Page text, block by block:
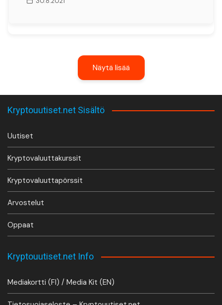
Näytä lisää
Kryptouutiset.net Sisältö
Uutiset
Kryptovaluuttakurssit
Kryptovaluuttapörssit
Arvostelut
Oppaat
Kryptouutiset.net Info
Mediakortti (FI) / Media Kit (EN)